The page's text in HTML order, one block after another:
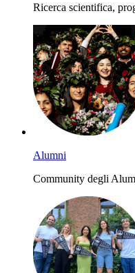
Ricerca scientifica,
Alumni
Community degli